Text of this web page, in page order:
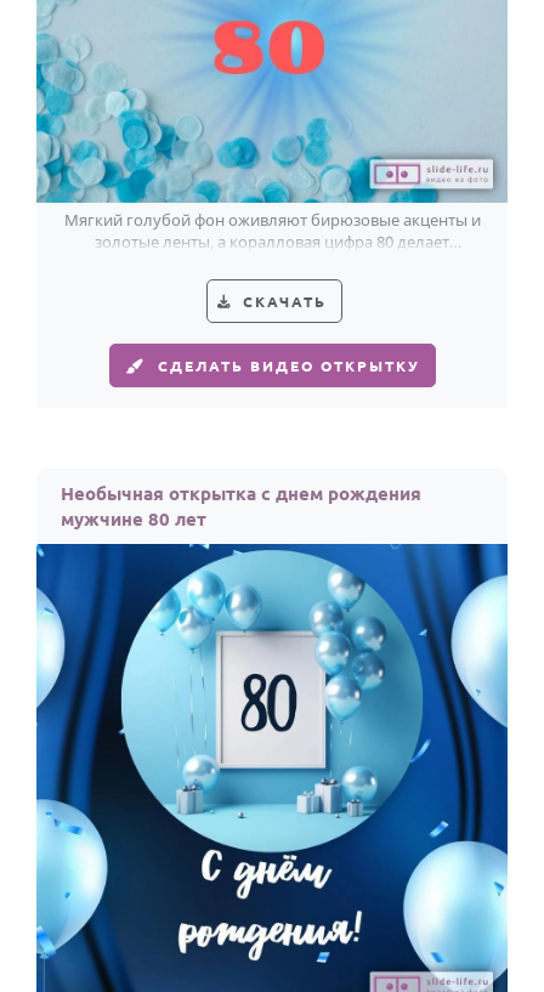
Мягкий голубой фон оживляют бирюзовые акценты и
золотые ленты, а коралловая цифра 80 делает
СКАЧАТЬ
СДЕЛАТЬ ВИДЕО ОТКРЫТКУ
Необычная открытка с днем рождения
мужчине 80 лет